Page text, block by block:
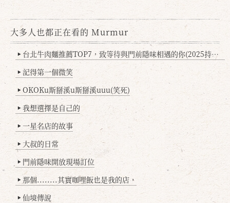
大多人也都正在看的 Murmur
▶ 台北牛肉麵推薦TOP7，致等待與門前隱味相遇的你(2025持續更新
▶ 記得第一個微笑
▶ OKOKu斯掰溪u斯掰溪uuu(笑死)
▶ 我想選擇是自己的
▶ 一星名店的故事
▶ 大叔的日常
▶ 門前隱味開放現場訂位
▶ 那個........其實咖哩飯也是我的店，
▶ 仙境傳說
取消